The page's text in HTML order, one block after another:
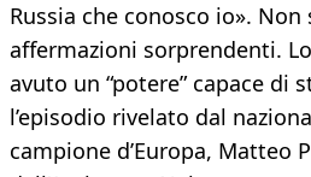
Russia che conosco io».
affermazioni sorprendenti.
avuto un “potere” capace di
l’episodio rivelato dal
campione d’Europa, Matteo